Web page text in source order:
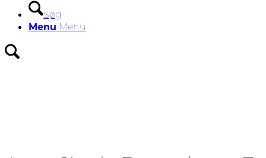
Søg
Menu Menu